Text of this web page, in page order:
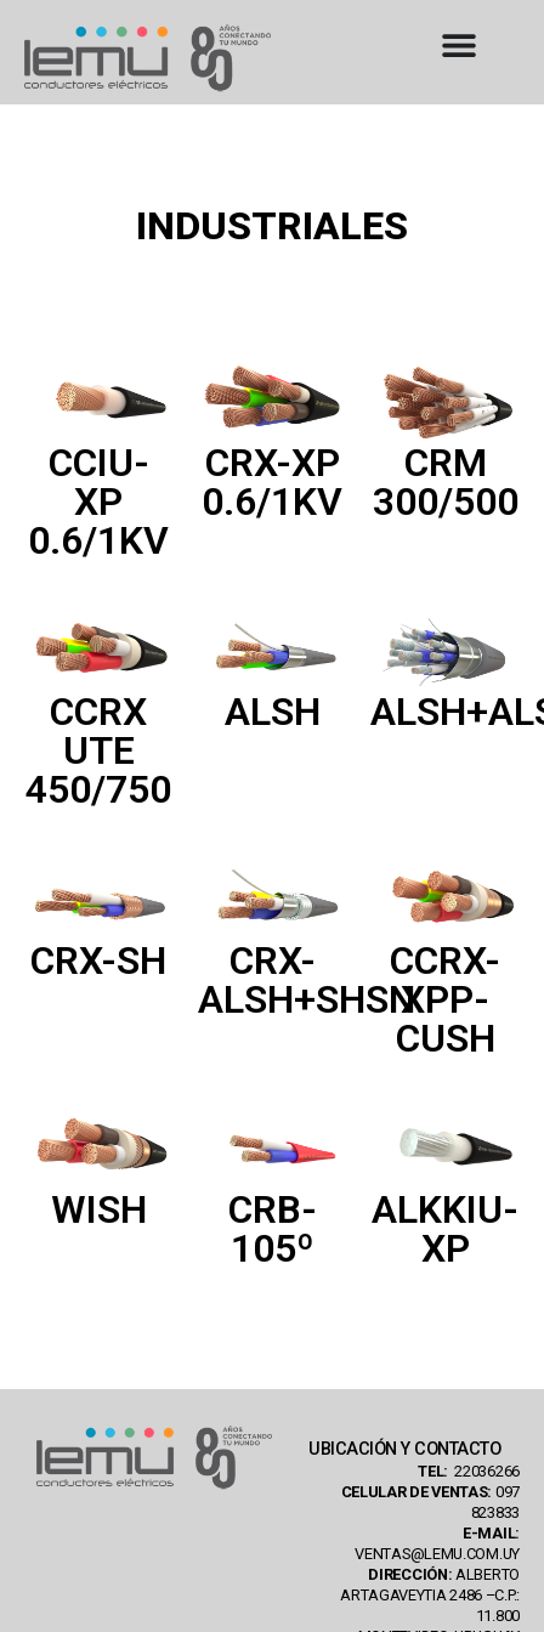
INDUSTRIALES
CCIU-
XP
0.6/1KV
CRX-XP
0.6/1KV
CRM
300/500
CCRX
UTE
450/750
ALSH
CRX-SH
CRX-
ALSH+SHSN
CCRX-
XPP-
CUSH
WISH
CRB-
105º
ALKKIU-
XP
UBICACIÓN Y CONTACTO
TEL: 22036266
CELULAR DE VENTAS: 097
823833
E-MAIL:
VENTAS@LEMU.COM.UY
DIRECCIÓN: ALBERTO
ARTAGAVEYTIA 2486 –C.P.:
11.800